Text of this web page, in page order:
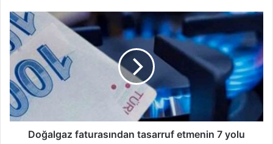
Doğalgaz
faturasından
tasarruf
etmenin
yolu
Doğalgaz faturasından tasarruf etmenin 7 yolu